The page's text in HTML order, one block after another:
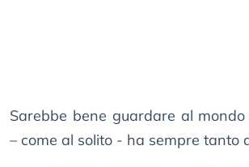
Sarebbe bene guardare al
– come al solito - ha sempre tanto